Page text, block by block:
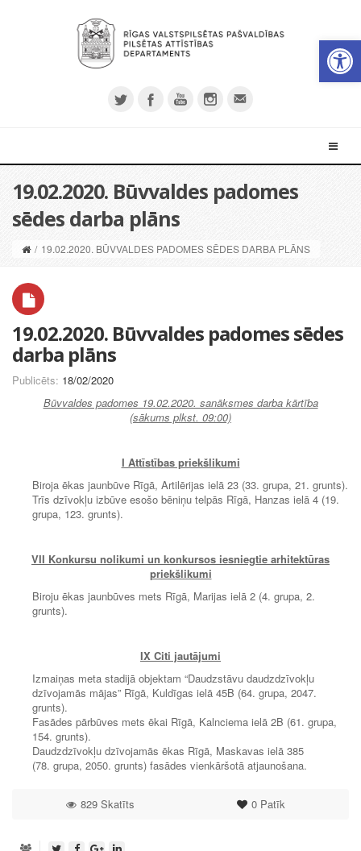
19.02.2020. Būvvaldes padomes
sēdes darba plāns
/ 19.02.2020. BŪVVALDES PADOMES SĒDES DARBA PLĀNS
19.02.2020. Būvvaldes padomes sēdes
darba plāns
Publicēts: 18/02/2020
Būvvaldes padomes 19.02.2020. sanāksmes darba kārtība
(sākums plkst. 09:00)
I Attīstības priekšlikumi
Biroja ēkas jaunbūve Rīgā, Artilērijas ielā 23 (33. grupa, 21. grunts).
Trīs dzīvokļu izbūve esošo bēniņu telpās Rīgā, Hanzas ielā 4 (19.
grupa, 123. grunts).
VII Konkursu nolikumi un konkursos iesniegtie arhitektūras
priekšlikumi
Biroju ēkas jaunbūves mets Rīgā, Marijas ielā 2 (4. grupa, 2.
grunts).
IX Citi jautājumi
Izmaiņas meta stadijā objektam “Daudzstāvu daudzdzīvokļu
dzīvojamās mājas” Rīgā, Kuldīgas ielā 45B (64. grupa, 2047.
grunts).
Fasādes pārbūves mets ēkai Rīgā, Kalnciema ielā 2B (61. grupa,
154. grunts).
Daudzdzīvokļu dzīvojamās ēkas Rīgā, Maskavas ielā 385
(78. grupa, 2050. grunts) fasādes vienkāršotā atjaunošana.
0Patīk
829 Skatīts